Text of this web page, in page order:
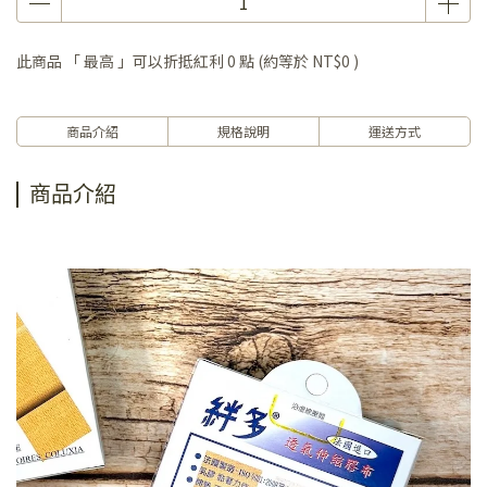
此商品 「 最高 」可以折抵紅利 0 點 (約等於 NT$0 )
商品介紹 規格說明 運送方式
商品介紹